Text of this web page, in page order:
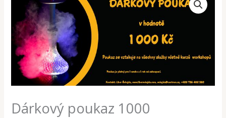
Dárkový poukaz 1000